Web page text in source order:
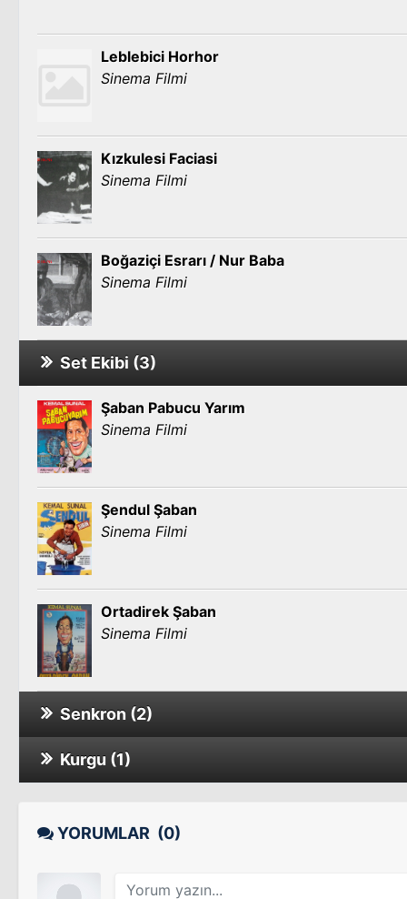
Leblebici Horhor
Sinema Filmi
Kızkulesi Faciasi
Sinema Filmi
Boğaziçi Esrarı / Nur Baba
Sinema Filmi
Set Ekibi (3)
Şaban Pabucu Yarım
Sinema Filmi
Şendul Şaban
Sinema Filmi
Ortadirek Şaban
Sinema Filmi
Senkron (2)
Ayşecik/Yüzbaşının Kızı
Sinema Filmi
Kurgu (1)
YORUMLAR (0)